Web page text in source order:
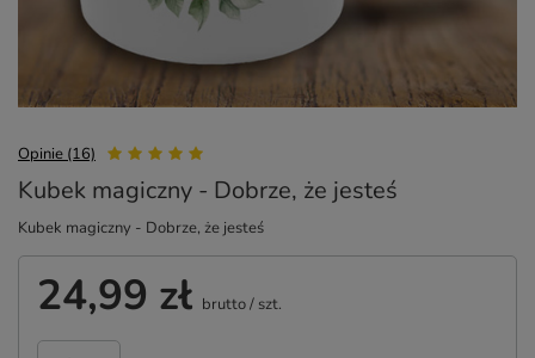
Opinie (16)
Kubek magiczny - Dobrze, że jesteś
Kubek magiczny - Dobrze, że jesteś
24,99 zł brutto/ szt.